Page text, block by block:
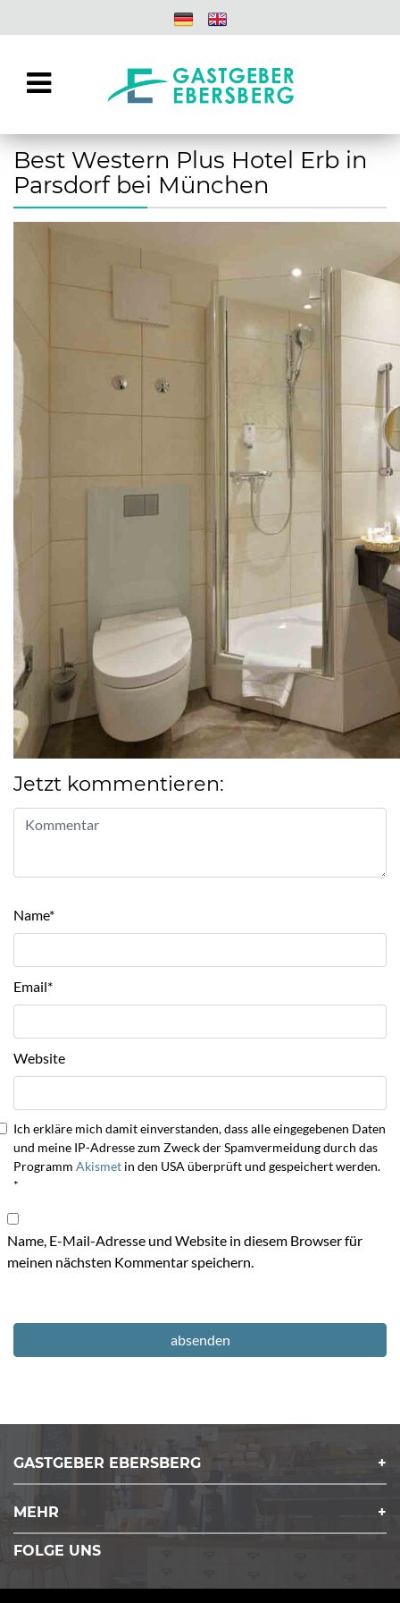
Best Western Plus Hotel Erb in
Parsdorf bei München
Jetzt kommentieren:
Name*
Email*
Website
Ich erkläre mich damit einverstanden, dass alle eingegebenen Daten
und meine IP-Adresse zum Zweck der Spamvermeidung durch das
Programm Akismet in den USA überprüft und gespeichert werden.
*
Name, E-Mail-Adresse und Website in diesem Browser für
meinen nächsten Kommentar speichern.
GASTGEBER EBERSBERG
MEHR
FOLGE UNS